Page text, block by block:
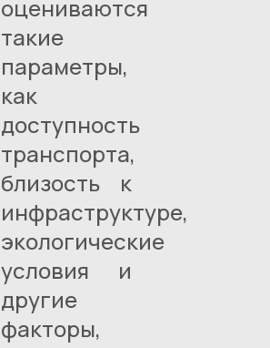
оцениваются
такие
параметры,
как
доступность
транспорта,
близость к
инфраструктуре,
экологические
условия и
другие
факторы,